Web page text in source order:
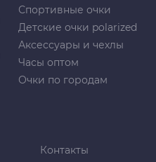
Спортивные очки
Детские очки polarized
Аксессуары и чехлы
Часы оптом
Очки по городам
Контакты